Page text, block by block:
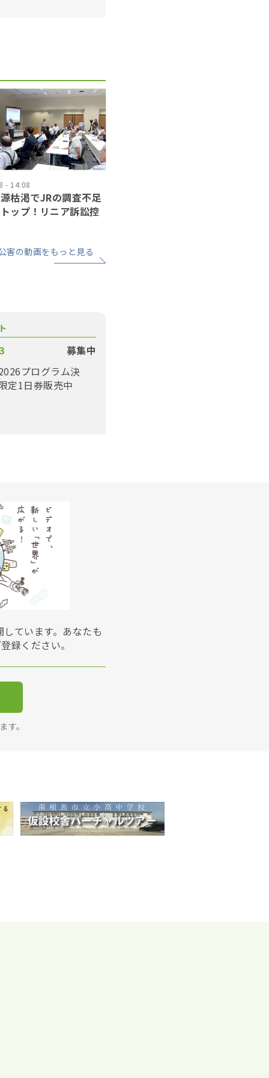
- 14:08
枯渇でJRの調査不足
ップ！リニア訴訟控
害の動画をもっと見る
募集中
プログラム決
定1日券販売中
ています。あなたも
録ください。
。